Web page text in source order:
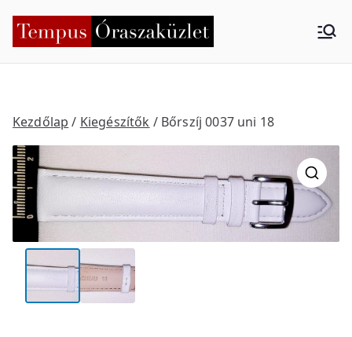
Tempus
küzlet
Kezdőlap / Kiegészítők / Bőrszíj 0037 uni 18